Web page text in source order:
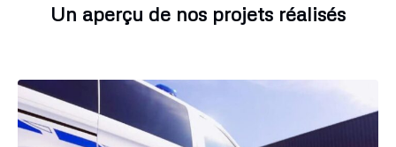
Un aperçu de nos projets réalisés